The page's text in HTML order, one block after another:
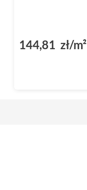
144,81 zł/m²